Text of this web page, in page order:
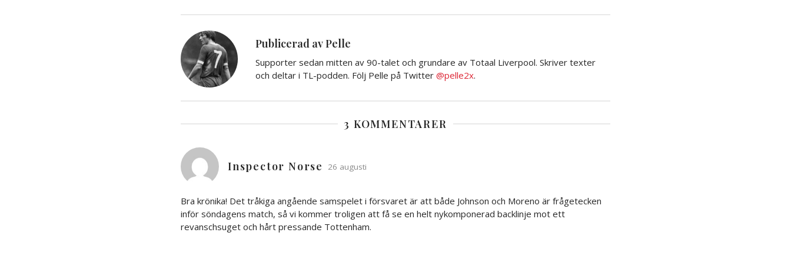
Publicerad av Pelle
Supporter sedan mitten av 90-talet och grundare av Totaal Liverpool. Skriver texter
och deltar i TL-podden. Följ Pelle på Twitter @pelle2x.
3 KOMMENTARER
Inspector Norse 26 augusti
Bra krönika! Det tråkiga angående samspelet i försvaret är att både Johnson och Moreno är frågetecken
inför söndagens match, så vi kommer troligen att få se en helt nykomponerad backlinje mot ett
revanschsuget och hårt pressande Tottenham.